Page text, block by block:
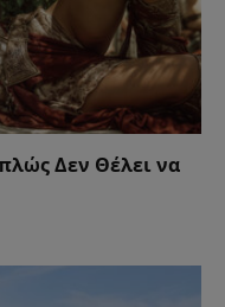
Δεν Θέλει να